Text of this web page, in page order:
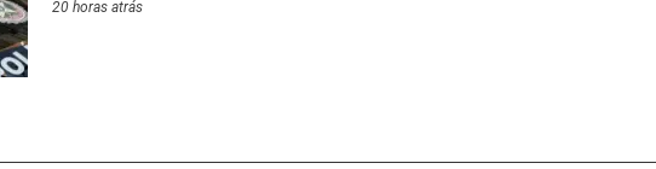
20 horas atrás